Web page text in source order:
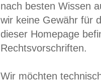
nach besten Wissen
wir keine Gewähr für
dieser Homepage
Rechtsvorschriften.
Wir möchten